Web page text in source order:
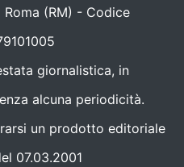
Roma (RM) - Codice
giornalistica, in
alcuna periodicità.
un prodotto editoriale
07.03.2001